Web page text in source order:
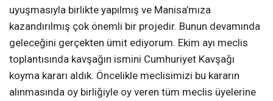
uyuşmasıyla birlikte yapılmış ve Manisa’mıza
kazandırılmış çok önemli bir projedir. Bunun devamında
geleceğini gerçekten ümit ediyorum. Ekim ayı meclis
toplantısında kavşağın ismini Cumhuriyet Kavşağı
koyma kararı aldık. Öncelikle meclisimizi bu kararın
alınmasında oy birliğiyle oy veren tüm meclis üyelerine